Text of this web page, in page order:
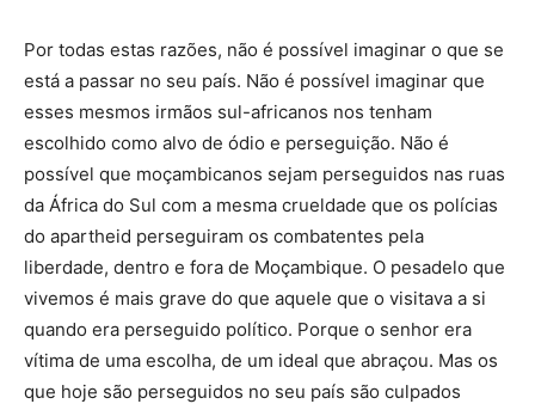
Por todas estas razões, não é possível imaginar o que se
está a passar no seu país. Não é possível imaginar que
esses mesmos irmãos sul-africanos nos tenham
escolhido como alvo de ódio e perseguição. Não é
possível que moçambicanos sejam perseguidos nas ruas
da África do Sul com a mesma crueldade que os polícias
do apartheid perseguiram os combatentes pela
liberdade, dentro e fora de Moçambique. O pesadelo que
vivemos é mais grave do que aquele que o visitava a si
quando era perseguido político. Porque o senhor era
vítima de uma escolha, de um ideal que abraçou. Mas os
que hoje são perseguidos no seu país são culpados